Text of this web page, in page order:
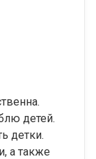
детей.
детки.
а также